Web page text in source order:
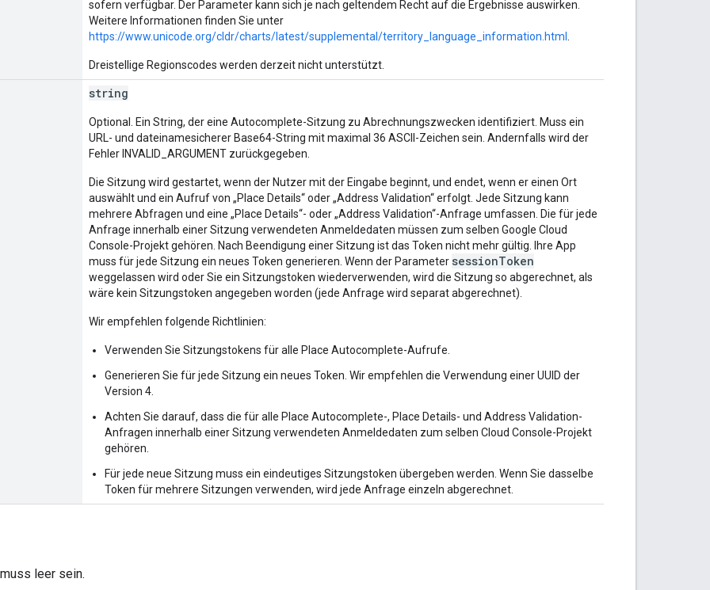
sofern verfügbar. Der Parameter kann sich je nach geltendem Recht auf die Ergebnisse auswirken.
Weitere Informationen finden Sie unter
https://www.unicode.org/cldr/charts/latest/supplemental/territory_language_information.html
Dreistellige Regionscodes werden derzeit nicht unterstützt.
string
Optional. Ein String, der eine Autocomplete-Sitzung zu Abrechnungszwecken identifiziert. Muss ein
URL- und dateinamesicherer Base64-String mit maximal 36 ASCII-Zeichen sein. Andernfalls wird der
Fehler INVALID_ARGUMENT zurückgegeben.
Die Sitzung wird gestartet, wenn der Nutzer mit der Eingabe beginnt, und endet, wenn er einen Ort
auswählt und ein Aufruf von „Place Details“ oder „Address Validation“ erfolgt. Jede Sitzung kann
mehrere Abfragen und eine „Place Details“- oder „Address Validation“-Anfrage umfassen. Die für jede
Anfrage innerhalb einer Sitzung verwendeten Anmeldedaten müssen zum selben Google Cloud
Console-Projekt gehören. Nach Beendigung einer Sitzung ist das Token nicht mehr gültig. Ihre App
muss für jede Sitzung ein neues Token generieren. Wenn der Parameter sessionToken
weggelassen wird oder Sie ein Sitzungstoken wiederverwenden, wird die Sitzung so abgerechnet, als
wäre kein Sitzungstoken angegeben worden (jede Anfrage wird separat abgerechnet).
Wir empfehlen folgende Richtlinien:
Verwenden Sie Sitzungstokens für alle Place Autocomplete-Aufrufe.
Generieren Sie für jede Sitzung ein neues Token. Wir empfehlen die Verwendung einer UUID der
Version 4.
Achten Sie darauf, dass die für alle Place Autocomplete-, Place Details- und Address Validation-
Anfragen innerhalb einer Sitzung verwendeten Anmeldedaten zum selben Cloud Console-Projekt
gehören.
Für jede neue Sitzung muss ein eindeutiges Sitzungstoken übergeben werden. Wenn Sie dasselbe
Token für mehrere Sitzungen verwenden, wird jede Anfrage einzeln abgerechnet.
leer sein.